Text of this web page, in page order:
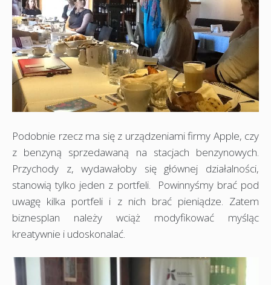
Podobnie rzecz ma się z urządzeniami firmy Apple, czy
z benzyną sprzedawaną na stacjach benzynowych.
Przychody z, wydawałoby się głównej działalności,
stanowią tylko jeden z portfeli. Powinnyśmy brać pod
uwagę kilka portfeli i z nich brać pieniądze. Zatem
biznesplan należy wciąż modyfikować myśląc
kreatywnie i udoskonalać.